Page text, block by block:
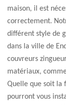
maison, il est
correctement.
différent style de
dans la ville de
couvreurs
matériaux,
Quelle que soit la
pourront vous